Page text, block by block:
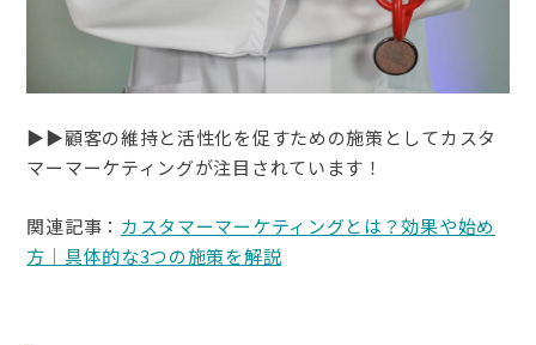
▶︎▶︎顧客の維持と活性化を促すための施策としてカスタ
マーマーケティングが注目されています！
関連記事： カスタマーマーケティングとは？効果や始め
方｜具体的な3つの施策を解説